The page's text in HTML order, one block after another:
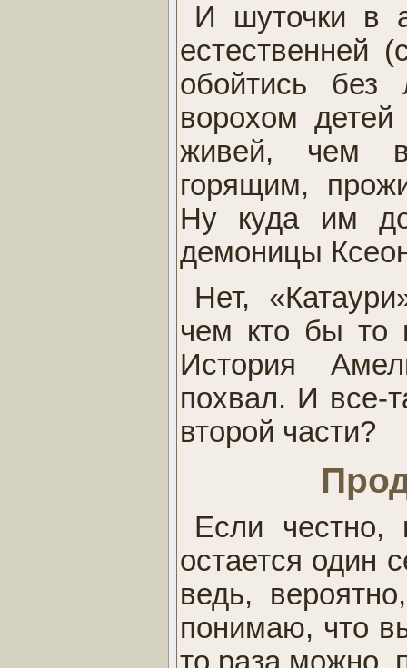
И шуточки в
естественней
обойтись
ворохом
живей, чем
горящим,
Ну куда им
демоницы
Нет,
чем кто бы то
История
похвал. И все-
второй части?
Если честно,
остается один
ведь,
понимаю, что